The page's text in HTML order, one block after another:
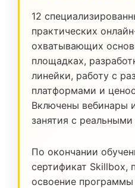
12
практических
охватывающих
площадках,
линейки, работу с
платформами и
Включены вебинары
занятия с
По окончании
сертификат
освоение